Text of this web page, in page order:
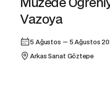
Vazoya
5 Ağustos — 5 Ağustos
Arkas Sanat Göztepe